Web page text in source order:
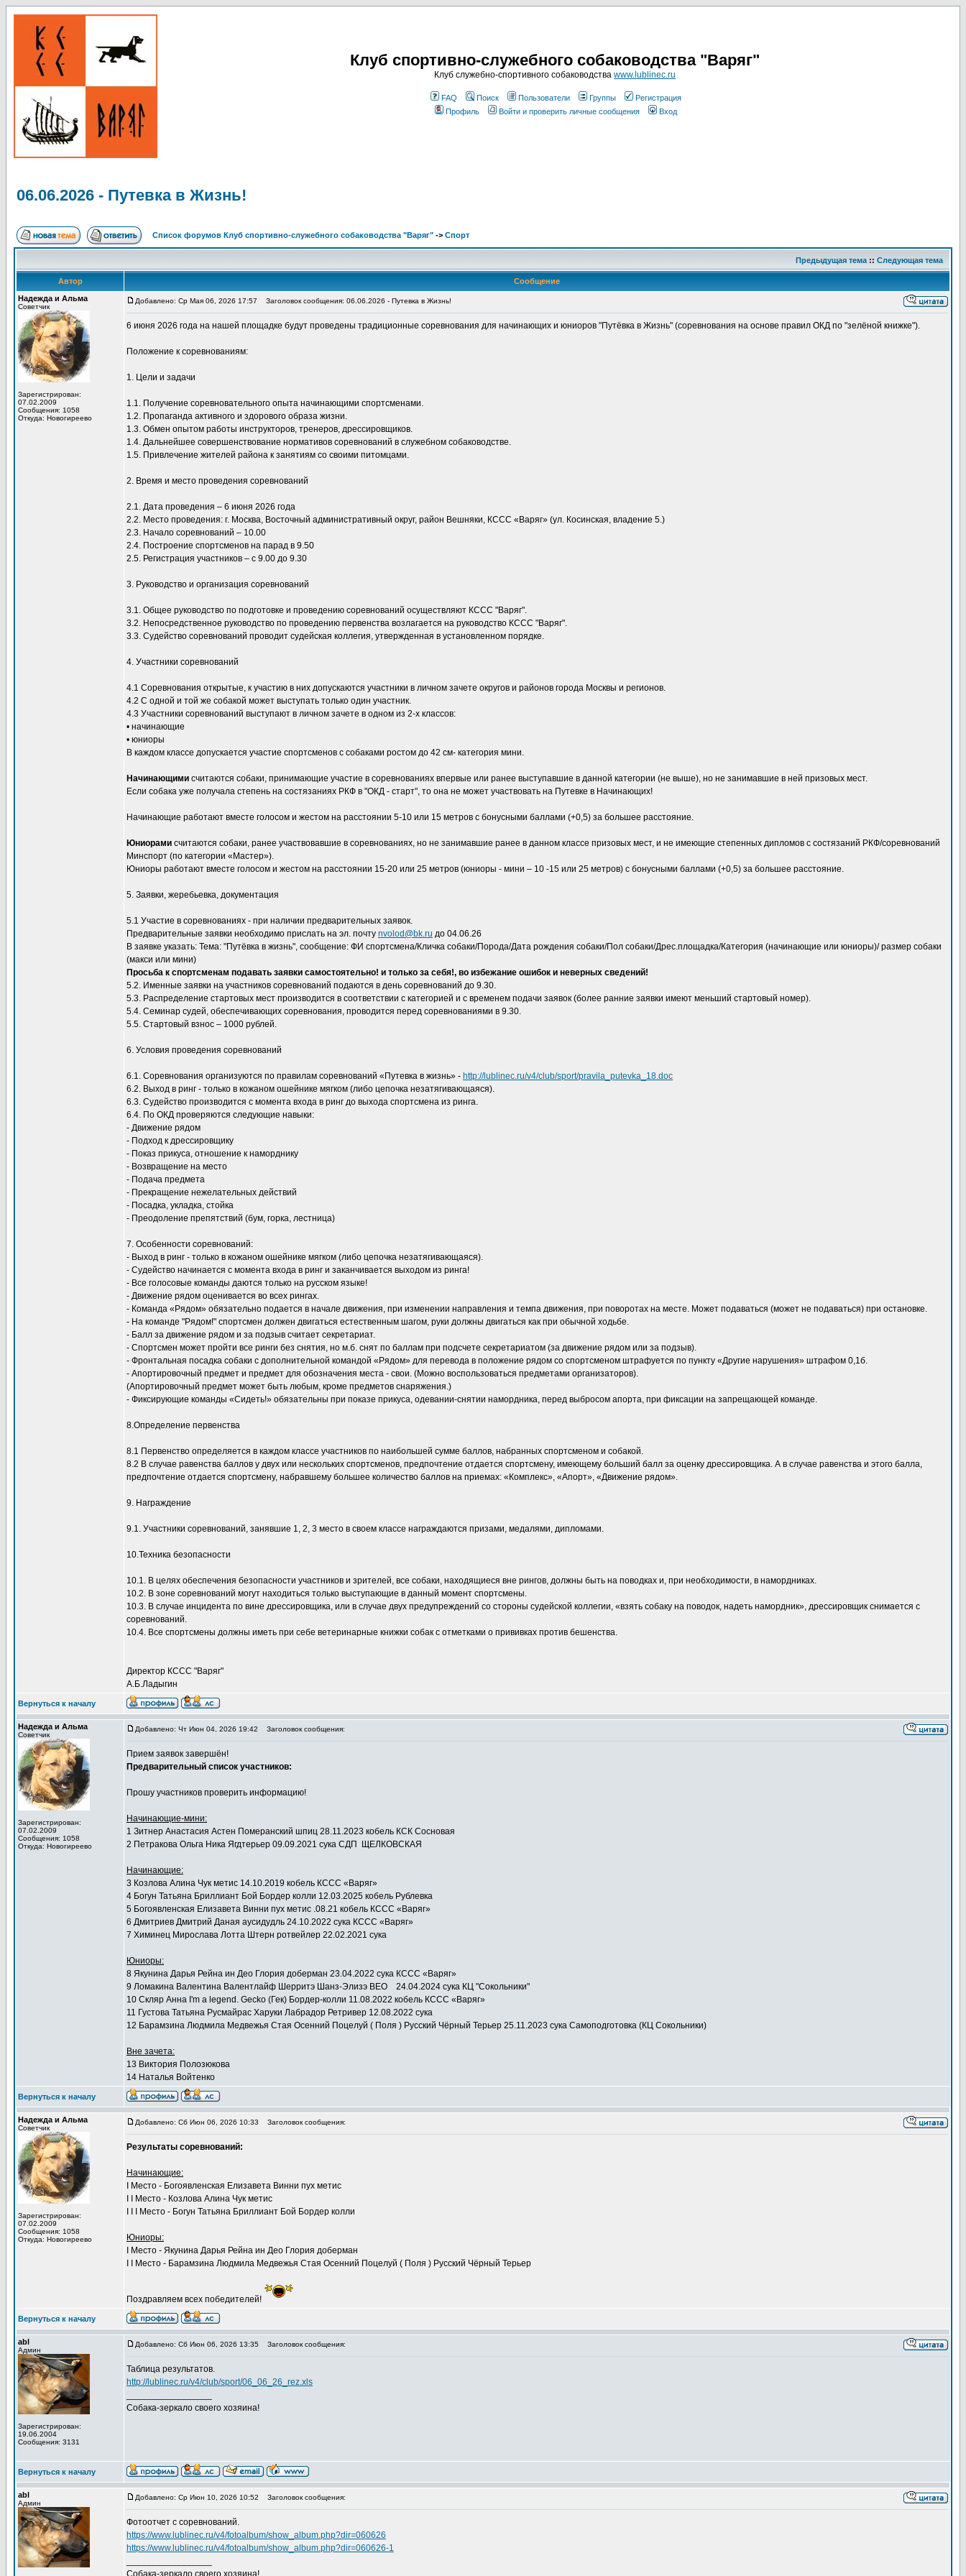
Клуб спортивно-служебного собаководства "Варяг"
Клуб служебно-спортивного собаководства www.lublinec.ru
FAQ Поиск Пользователи Группы
Регистрация
Профиль
Войти и проверить личные сообщения Вход
06.06.2026 - Путевка в Жизнь!
Список форумов Клуб спортивно-служебного собаководства "Варяг" -> Спорт
Предыдущая тема :: Следующая тема
Автор
Сообщение
Надежда и Альма
Советчик
Зарегистрирован:
07.02.2009
Сообщения: 1058
Откуда: Новогиреево
Добавлено: Ср Мая 06, 2026 17:57 Заголовок сообщения: 06.06.2026 - Путевка в Жизнь!
6 июня 2026 года на нашей площадке будут проведены традиционные соревнования для начинающих и юниоров "Путёвка в Жизнь" (соревнования на основе правил ОКД по "зелёной книжке").
Положение к соревнованиям:
1. Цели и задачи
1.1. Получение соревновательного опыта начинающими спортсменами.
1.2. Пропаганда активного и здорового образа жизни.
1.3. Обмен опытом работы инструкторов, тренеров, дрессировщиков.
1.4. Дальнейшее совершенствование нормативов соревнований в служебном собаководстве.
1.5. Привлечение жителей района к занятиям со своими питомцами.
2. Время и место проведения соревнований
2.1. Дата проведения – 6 июня 2026 года
2.2. Место проведения: г. Москва, Восточный административный округ, район Вешняки, КССС «Варяг» (ул. Косинская, владение 5.)
2.3. Начало соревнований – 10.00
2.4. Построение спортсменов на парад в 9.50
2.5. Регистрация участников – с 9.00 до 9.30
3. Руководство и организация соревнований
3.1. Общее руководство по подготовке и проведению соревнований осуществляют КССС "Варяг".
3.2. Непосредственное руководство по проведению первенства возлагается на руководство КССС "Варяг".
3.3. Судейство соревнований проводит судейская коллегия, утвержденная в установленном порядке.
4. Участники соревнований
4.1 Соревнования открытые, к участию в них допускаются участники в личном зачете округов и районов города Москвы и регионов.
4.2 С одной и той же собакой может выступать только один участник.
4.3 Участники соревнований выступают в личном зачете в одном из 2-х классов:
• начинающие
• юниоры
В каждом классе допускается участие спортсменов с собаками ростом до 42 см- категория мини.
Начинающими считаются собаки, принимающие участие в соревнованиях впервые или ранее выступавшие в данной категории (не выше), но не занимавшие в ней призовых мест.
Если собака уже получала степень на состязаниях РКФ в "ОКД - старт", то она не может участвовать на Путевке в Начинающих!
Начинающие работают вместе голосом и жестом на расстоянии 5-10 или 15 метров с бонусными баллами (+0,5) за большее расстояние.
Юниорами считаются собаки, ранее участвовавшие в соревнованиях, но не занимавшие ранее в данном классе призовых мест, и не имеющие степенных дипломов с состязаний РКФ/соревнований
Минспорт (по категории «Мастер»).
Юниоры работают вместе голосом и жестом на расстоянии 15-20 или 25 метров (юниоры - мини – 10 -15 или 25 метров) с бонусными баллами (+0,5) за большее расстояние.
5. Заявки, жеребьевка, документация
5.1 Участие в соревнованиях - при наличии предварительных заявок.
Предварительные заявки необходимо прислать на эл. почту nvolod@bk.ru до 04.06.26
В заявке указать: Тема: "Путёвка в жизнь", сообщение: ФИ спортсмена/Кличка собаки/Порода/Дата рождения собаки/Пол собаки/Дрес.площадка/Категория (начинающие или юниоры)/ размер собаки
(макси или мини)
Просьба к спортсменам подавать заявки самостоятельно! и только за себя!, во избежание ошибок и неверных сведений!
5.2. Именные заявки на участников соревнований подаются в день соревнований до 9.30.
5.3. Распределение стартовых мест производится в соответствии с категорией и с временем подачи заявок (более ранние заявки имеют меньший стартовый номер).
5.4. Семинар судей, обеспечивающих соревнования, проводится перед соревнованиями в 9.30.
5.5. Стартовый взнос – 1000 рублей.
6. Условия проведения соревнований
6.1. Соревнования организуются по правилам соревнований «Путевка в жизнь» - http://lublinec.ru/v4/club/sport/pravila_putevka_18.doc
6.2. Выход в ринг - только в кожаном ошейнике мягком (либо цепочка незатягивающаяся).
6.3. Судейство производится с момента входа в ринг до выхода спортсмена из ринга.
6.4. По ОКД проверяются следующие навыки:
- Движение рядом
- Подход к дрессировщику
- Показ прикуса, отношение к наморднику
- Возвращение на место
- Подача предмета
- Прекращение нежелательных действий
- Посадка, укладка, стойка
- Преодоление препятствий (бум, горка, лестница)
7. Особенности соревнований:
- Выход в ринг - только в кожаном ошейнике мягком (либо цепочка незатягивающаяся).
- Судейство начинается с момента входа в ринг и заканчивается выходом из ринга!
- Все голосовые команды даются только на русском языке!
- Движение рядом оценивается во всех рингах.
- Команда «Рядом» обязательно подается в начале движения, при изменении направления и темпа движения, при поворотах на месте. Может подаваться (может не подаваться) при остановке.
- На команде "Рядом!" спортсмен должен двигаться естественным шагом, руки должны двигаться как при обычной ходьбе.
- Балл за движение рядом и за подзыв считает секретариат.
- Спортсмен может пройти все ринги без снятия, но м.б. снят по баллам при подсчете секретариатом (за движение рядом или за подзыв).
- Фронтальная посадка собаки с дополнительной командой «Рядом» для перевода в положение рядом со спортсменом штрафуется по пункту «Другие нарушения» штрафом 0,1б.
- Апортировочный предмет и предмет для обозначения места - свои. (Можно воспользоваться предметами организаторов).
(Апортировочный предмет может быть любым, кроме предметов снаряжения.)
- Фиксирующие команды «Сидеть!» обязательны при показе прикуса, одевании-снятии намордника, перед выбросом апорта, при фиксации на запрещающей команде.
8.Определение первенства
8.1 Первенство определяется в каждом классе участников по наибольшей сумме баллов, набранных спортсменом и собакой.
8.2 В случае равенства баллов у двух или нескольких спортсменов, предпочтение отдается спортсмену, имеющему больший балл за оценку дрессировщика. А в случае равенства и этого балла,
предпочтение отдается спортсмену, набравшему большее количество баллов на приемах: «Комплекс», «Апорт», «Движение рядом».
9. Награждение
9.1. Участники соревнований, занявшие 1, 2, 3 место в своем классе награждаются призами, медалями, дипломами.
10.Техника безопасности
10.1. В целях обеспечения безопасности участников и зрителей, все собаки, находящиеся вне рингов, должны быть на поводках и, при необходимости, в намордниках.
10.2. В зоне соревнований могут находиться только выступающие в данный момент спортсмены.
10.3. В случае инцидента по вине дрессировщика, или в случае двух предупреждений со стороны судейской коллегии, «взять собаку на поводок, надеть намордник», дрессировщик снимается с
соревнований.
10.4. Все спортсмены должны иметь при себе ветеринарные книжки собак с отметками о прививках против бешенства.
Директор КССС "Варяг"
А.Б.Ладыгин
Вернуться к началу
Надежда и Альма
Советчик
Зарегистрирован:
07.02.2009
Сообщения: 1058
Откуда: Новогиреево
Добавлено: Чт Июн 04, 2026 19:42 Заголовок сообщения:
Прием заявок завершён!
Предварительный список участников:
Прошу участников проверить информацию!
Начинающие-мини:
1 Зитнер Анастасия Астен Померанский шпиц 28.11.2023 кобель КСК Сосновая
2 Петракова Ольга Ника Ягдтерьер 09.09.2021 сука СДП ЩЕЛКОВСКАЯ
Начинающие:
3 Козлова Алина Чук метис 14.10.2019 кобель КССС «Варяг»
4 Богун Татьяна Бриллиант Бой Бордер колли 12.03.2025 кобель Рублевка
5 Богоявленская Елизавета Винни пух метис .08.21 кобель КССС «Варяг»
6 Дмитриев Дмитрий Даная аусидудль 24.10.2022 сука КССС «Варяг»
7 Химинец Мирослава Лотта Штерн ротвейлер 22.02.2021 сука
Юниоры:
8 Якунина Дарья Рейна ин Део Глория доберман 23.04.2022 сука КССС «Варяг»
9 Ломакина Валентина Валентлайф Шерритэ Шанз-Элизэ ВЕО 24.04.2024 сука КЦ "Сокольники"
10 Скляр Анна I'm a legend. Gecko (Гек) Бордер-колли 11.08.2022 кобель КССС «Варяг»
11 Густова Татьяна Русмайрас Харуки Лабрадор Ретривер 12.08.2022 сука
12 Барамзина Людмила Медвежья Стая Осенний Поцелуй ( Поля ) Русский Чёрный Терьер 25.11.2023 сука Самоподготовка (КЦ Сокольники)
Вне зачета:
13 Виктория Полозюкова
14 Наталья Войтенко
Вернуться к началу
Надежда и Альма
Советчик
Зарегистрирован:
07.02.2009
Сообщения: 1058
Откуда: Новогиреево
Добавлено: Сб Июн 06, 2026 10:33 Заголовок сообщения:
Результаты соревнований:
Начинающие:
I Место - Богоявленская Елизавета Винни пух метис
I I Место - Козлова Алина Чук метис
I I I Место - ​​​​​​​Богун Татьяна Бриллиант Бой Бордер колли
Юниоры:
I Место - Якунина Дарья Рейна ин Део Глория доберман
I I Место - Барамзина Людмила Медвежья Стая Осенний Поцелуй ( Поля ) Русский Чёрный Терьер
Поздравляем всех победителей!
Вернуться к началу
abl
Админ
Зарегистрирован:
19.06.2004
Сообщения: 3131
Добавлено: Сб Июн 06, 2026 13:35 Заголовок сообщения:
Таблица результатов.
http://lublinec.ru/v4/club/sport/06_06_26_rez.xls
Собака-зеркало своего хозяина!
Вернуться к началу
abl
Админ
Добавлено: Ср Июн 10, 2026 10:52 Заголовок сообщения:
Фотоотчет с соревнований.
https://www.lublinec.ru/v4/fotoalbum/show_album.php?dir=060626
https://www.lublinec.ru/v4/fotoalbum/show_album.php?dir=060626-1
Собака-зеркало своего хозяина!